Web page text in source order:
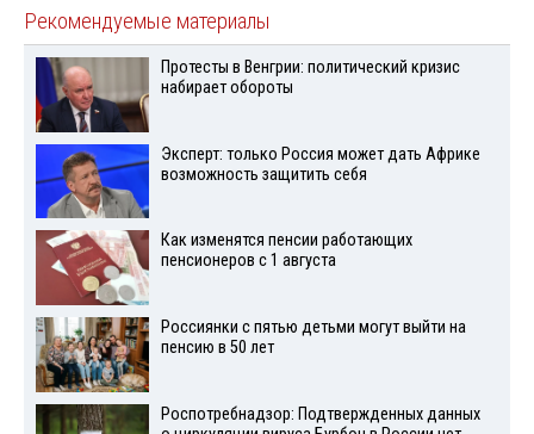
Рекомендуемые материалы
Протесты в Венгрии: политический кризис
набирает обороты
Эксперт: только Россия может дать Африке
возможность защитить себя
Как изменятся пенсии работающих
пенсионеров с 1 августа
Россиянки с пятью детьми могут выйти на
пенсию в 50 лет
Роспотребнадзор: Подтвержденных данных